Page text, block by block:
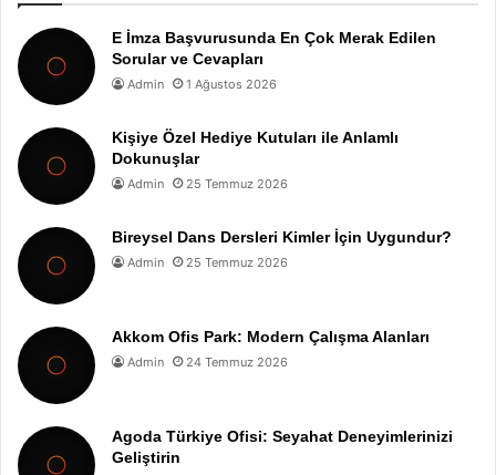
E İmza Başvurusunda En Çok Merak Edilen
Sorular ve Cevapları
Admin 1 Ağustos 2026
Kişiye Özel Hediye Kutuları ile Anlamlı
Dokunuşlar
Admin 25 Temmuz 2026
Bireysel Dans Dersleri Kimler İçin Uygundur?
Admin 25 Temmuz 2026
Akkom Ofis Park: Modern Çalışma Alanları
Admin 24 Temmuz 2026
Agoda Türkiye Ofisi: Seyahat Deneyimlerinizi
Geliştirin